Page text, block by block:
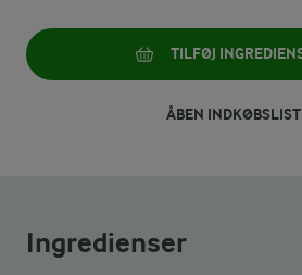
TILFØJ
ÅBEN
Ingredienser